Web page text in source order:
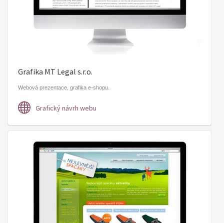
Grafika MT Legal s.r.o.
Webová prezentace, grafika e-shopu.
Grafický návrh webu